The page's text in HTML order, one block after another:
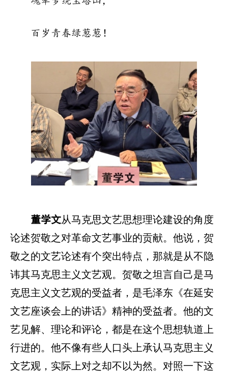
百岁青春绿葱葱！
董学文从马克思文艺思想理论建设的角度
论述贺敬之对革命文艺事业的贡献。他说，贺
敬之的文艺论述有个突出特点，那就是从不隐
讳其马克思主义文艺观。贺敬之坦言自己是马
克思主义文艺观的受益者，是毛泽东《在延安
文艺座谈会上的讲话》精神的受益者。他的文
艺见解、理论和评论，都是在这个思想轨道上
行进的。他不像有些人口头上承认马克思主义
文艺观，实际上对之却不以为然。对照一下这